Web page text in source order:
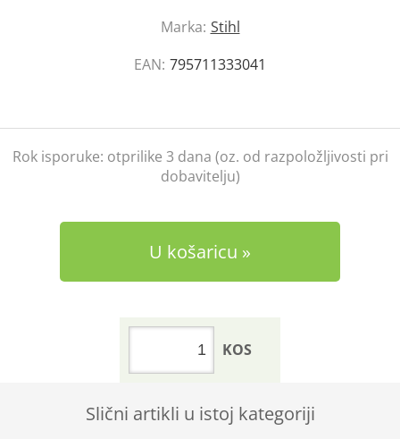
Marka: Stihl
EAN: 795711333041
Rok isporuke: otprilike 3 dana (oz. od razpoložljivosti pri
dobavitelju)
U košaricu
KOS
Slični artikli u istoj kategoriji